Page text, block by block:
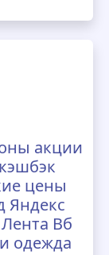
акции
цены
Яндекс
Вб
одежда